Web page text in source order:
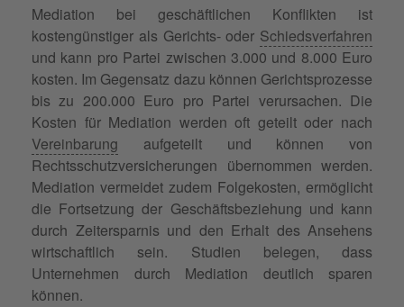
Mediation bei geschäftlichen Konflikten ist
kostengünstiger als Gerichts- oder Schiedsverfahren
und kann pro Partei zwischen 3.000 und 8.000 Euro
kosten. Im Gegensatz dazu können Gerichtsprozesse
bis zu 200.000 Euro pro Partei verursachen. Die
Kosten für Mediation werden oft geteilt oder nach
Vereinbarung aufgeteilt und können von
Rechtsschutzversicherungen übernommen werden.
Mediation vermeidet zudem Folgekosten, ermöglicht
die Fortsetzung der Geschäftsbeziehung und kann
durch Zeitersparnis und den Erhalt des Ansehens
wirtschaftlich sein. Studien belegen, dass
Unternehmen durch Mediation deutlich sparen
können.